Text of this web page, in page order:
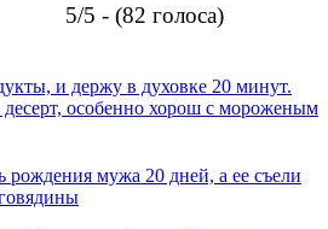
5/5 - (82 голоса)
и держу в духовке 20 минут.
особенно хорош с мороженым
рождения мужа 20 дней, а ее съели